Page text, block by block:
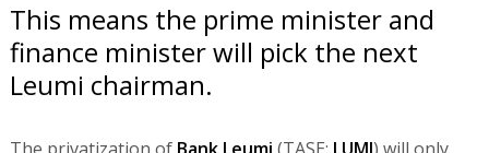
This means the prime minister and
finance minister will pick the next
Leumi chairman.